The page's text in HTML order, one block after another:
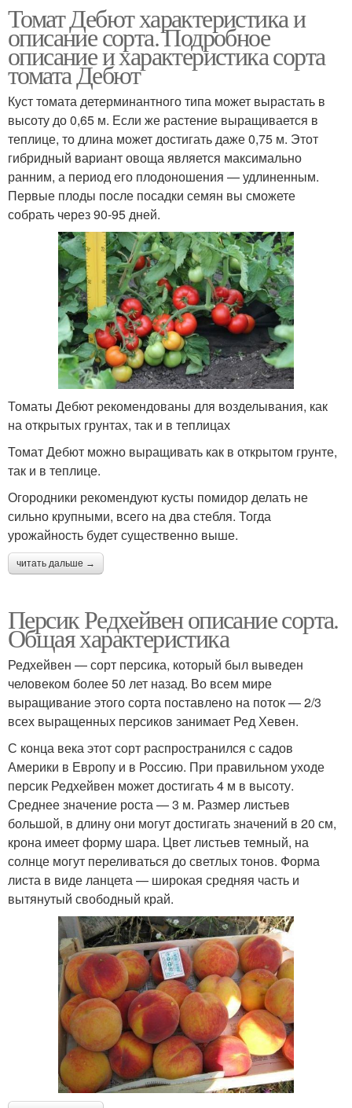
Томат Дебют характеристика и
описание сорта. Подробное
описание и характеристика сорта
томата Дебют
Куст томата детерминантного типа может вырастать в
высоту до 0,65 м. Если же растение выращивается в
теплице, то длина может достигать даже 0,75 м. Этот
гибридный вариант овоща является максимально
ранним, а период его плодоношения — удлиненным.
Первые плоды после посадки семян вы сможете
собрать через 90-95 дней.
Томаты Дебют рекомендованы для возделывания, как
на открытых грунтах, так и в теплицах
Томат Дебют можно выращивать как в открытом грунте,
так и в теплице.
Огородники рекомендуют кусты помидор делать не
сильно крупными, всего на два стебля. Тогда
урожайность будет существенно выше.
читать дальше →
Персик Редхейвен описание сорта.
Общая характеристика
Редхейвен — сорт персика, который был выведен
человеком более 50 лет назад. Во всем мире
выращивание этого сорта поставлено на поток — 2/3
всех выращенных персиков занимает Ред Хевен.
С конца века этот сорт распространился с садов
Америки в Европу и в Россию. При правильном уходе
персик Редхейвен может достигать 4 м в высоту.
Среднее значение роста — 3 м. Размер листьев
большой, в длину они могут достигать значений в 20 см,
крона имеет форму шара. Цвет листьев темный, на
солнце могут переливаться до светлых тонов. Форма
листа в виде ланцета — широкая средняя часть и
вытянутый свободный край.